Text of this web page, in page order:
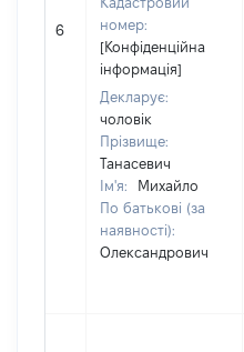
6
номер:
[Конфіденційна
інформація]
Декларує:
чоловік
Прізвище:
Танасевич
Ім'я:
Михайло
По батькові (за
наявності):
Олександрович